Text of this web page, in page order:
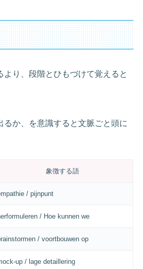
より、段階とひもづけて覚えると
るか、を意識すると文脈ごと頭に
象徴する語
/ pijnpunt
/ Hoe kunnen we
/ voortbouwen op
up / lage detaillering